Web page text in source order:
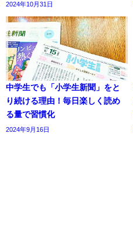
2024年10月31日
中学生でも「小学生新聞」をと
り続ける理由！毎日楽しく読め
る量で習慣化
2024年9月16日